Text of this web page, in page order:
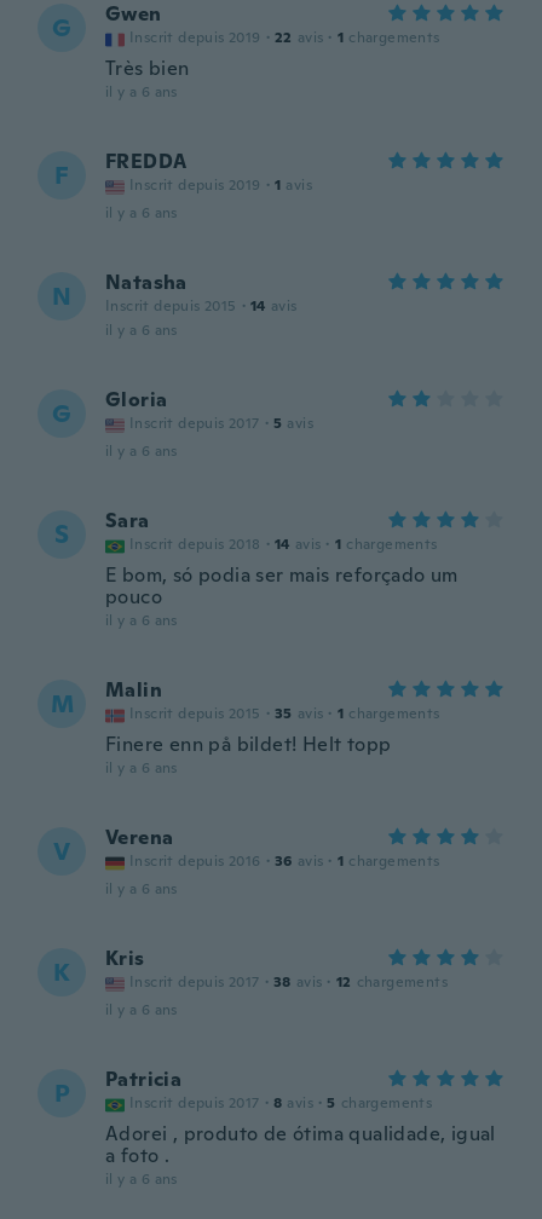
G Gwen
Inscrit depuis 2019 · 22 avis · 1 chargements
Très bien
il y a 6 ans
F FREDDA
Inscrit depuis 2019 · 1 avis
il y a 6 ans
N Natasha
Inscrit depuis 2015 · 14 avis
il y a 6 ans
G Gloria
Inscrit depuis 2017 · 5 avis
il y a 6 ans
S Sara
Inscrit depuis 2018 · 14 avis · 1 chargements
E bom, só podia ser mais reforçado um
pouco
il y a 6 ans
M Malin
Inscrit depuis 2015 · 35 avis · 1 chargements
Finere enn på bildet! Helt topp
il y a 6 ans
V Verena
Inscrit depuis 2016 · 36 avis · 1 chargements
il y a 6 ans
K Kris
Inscrit depuis 2017 · 38 avis · 12 chargements
il y a 6 ans
P Patricia
Inscrit depuis 2017 · 8 avis · 5 chargements
Adorei , produto de ótima qualidade, igual
a foto .
il y a 6 ans